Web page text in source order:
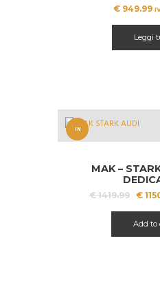
€ 949.99
Leggi
IN
MAK –
€1419.99
Il
era:
€
€
Add to